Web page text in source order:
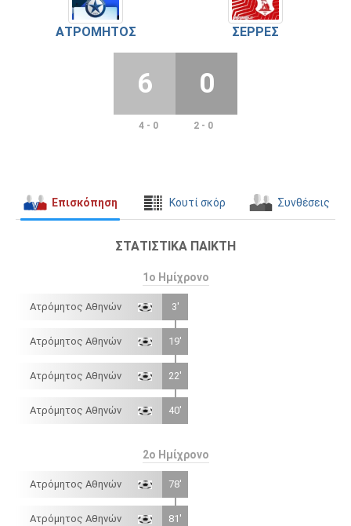
ΑΤΡΌΜΗΤΟΣ ΣΈΡΡΕΣ
6 0
4 - 0 2 - 0
Επισκόπηση Κουτί σκόρ Συνθέσεις
ΣΤΑΤΙΣΤΙΚΆ ΠΑΊΚΤΗ
1ο Ημίχρονο
Ατρόμητος Αθηνών 3'
Ατρόμητος Αθηνών 19'
Ατρόμητος Αθηνών 22'
Ατρόμητος Αθηνών 40'
2ο Ημίχρονο
Ατρόμητος Αθηνών 78'
Ατρόμητος Αθηνών 81'